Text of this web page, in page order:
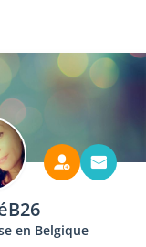
en Belgique